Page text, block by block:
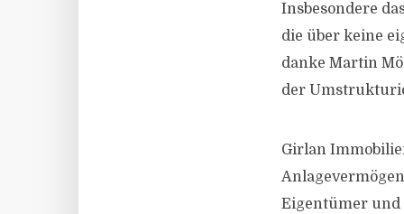
Insbesondere
die über keine
danke Martin
der
Girlan
Eigentümer und